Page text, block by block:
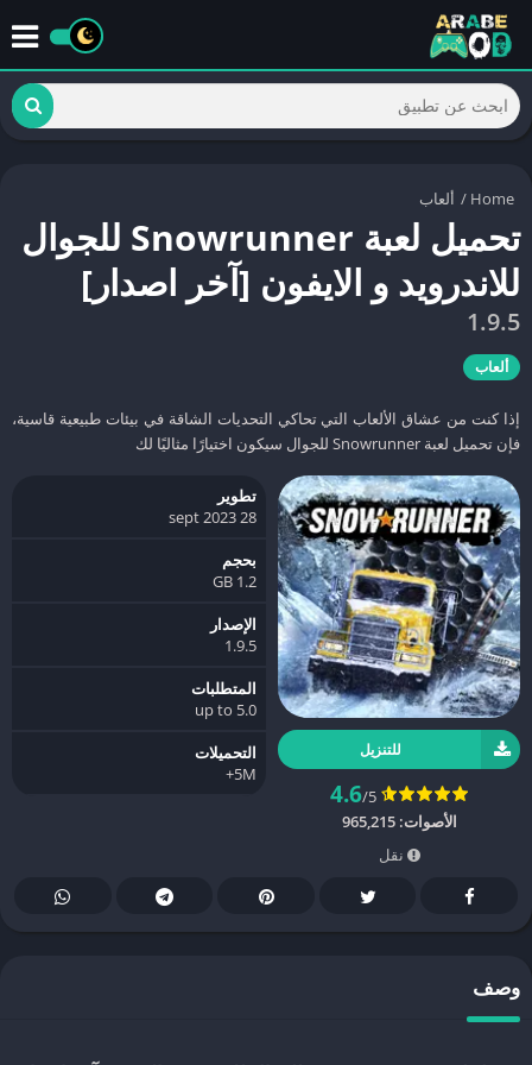
Home
/ ألعاب
تحميل لعبة Snowrunner للجوال
للاندرويد و الايفون [آخر اصدار]
1.9.5
ألعاب
إذا كنت من عشاق الألعاب التي تحاكي التحديات الشاقة في بيئات طبيعية قاسية،
فإن تحميل لعبة Snowrunner للجوال سيكون اختيارًا مثاليًا لك
للتنزيل
4.6/5
الأصوات:965,215
نقل
تطوير
28 sept 2023
بحجم
1.2 GB
الإصدار
1.9.5
المتطلبات
5.0 up to
التحميلات
5M+
وصف